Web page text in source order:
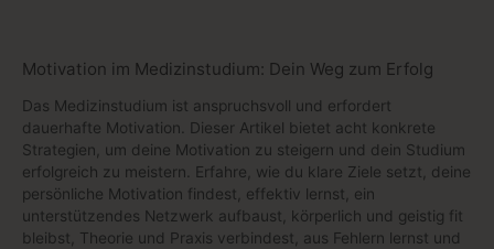
Motivation im Medizinstudium: Dein Weg zum Erfolg
Das Medizinstudium ist anspruchsvoll und erfordert
dauerhafte Motivation. Dieser Artikel bietet acht konkrete
Strategien, um deine Motivation zu steigern und dein Studium
erfolgreich zu meistern. Erfahre, wie du klare Ziele setzt, deine
persönliche Motivation findest, effektiv lernst, ein
unterstützendes Netzwerk aufbaust, körperlich und geistig fit
bleibst, Theorie und Praxis verbindest, aus Fehlern lernst und